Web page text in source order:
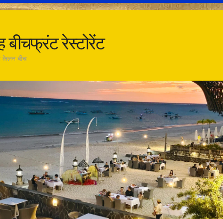
बीचफ्रंट रेस्टोरेंट
केलन बीच